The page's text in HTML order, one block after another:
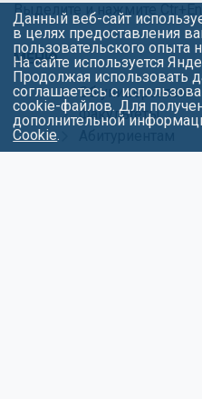
Выделите и нажмите
МЕНЮ
Об университете
Факультеты
Студентам
Данный веб-сайт
в целях предоставления
пользовательского опыта
На сайте используется
Продолжая использовать
соглашаетесь с
cookie-файлов. Для
дополнительной
Cookie.